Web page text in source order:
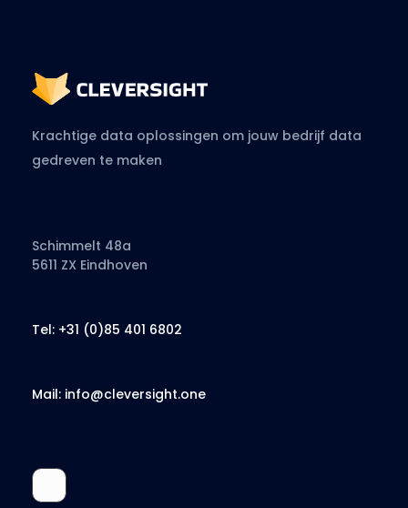
Krachtige data oplossingen om jouw bedrijf data
gedreven te maken
Schimmelt 48a
5611 ZX Eindhoven
Tel: +31 (0)85 401 6802
Mail: info@cleversight.one